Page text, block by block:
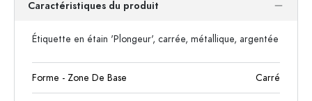
Caractéristiques du produit
Étiquette en étain 'Plongeur', carrée, métallique, argentée
Forme - Zone De Base Carré